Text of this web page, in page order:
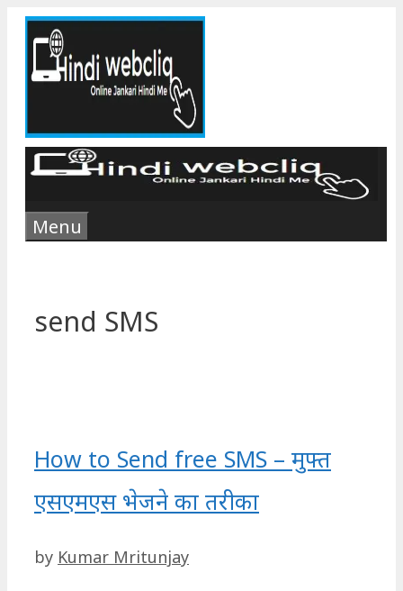
Skip
content
Menu
send SMS
How to Send free SMS – मुफ्त
एसएमएस भेजने का तरीका
by Kumar Mritunjay